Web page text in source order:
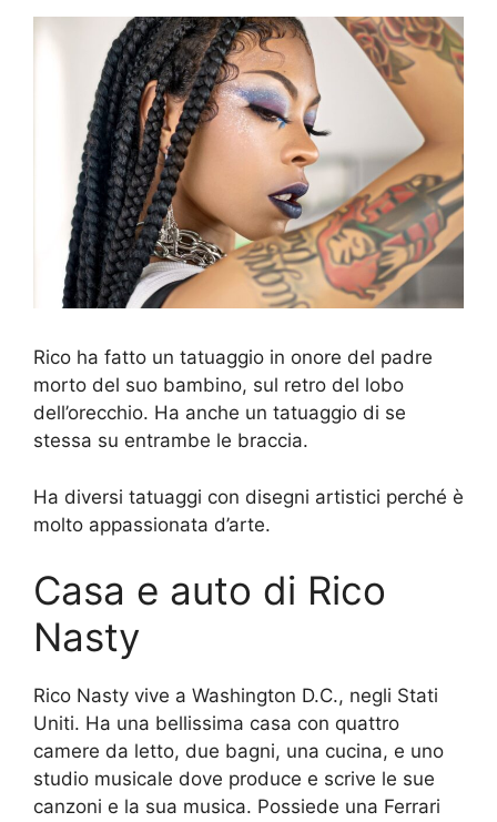
Rico ha fatto un tatuaggio in onore del padre
morto del suo bambino, sul retro del lobo
dell’orecchio. Ha anche un tatuaggio di se
stessa su entrambe le braccia.
Ha diversi tatuaggi con disegni artistici perché è
molto appassionata d’arte.
Casa e auto di Rico
Nasty
Rico Nasty vive a Washington D.C., negli Stati
Uniti. Ha una bellissima casa con quattro
camere da letto, due bagni, una cucina, e uno
studio musicale dove produce e scrive le sue
canzoni e la sua musica. Possiede una Ferrari